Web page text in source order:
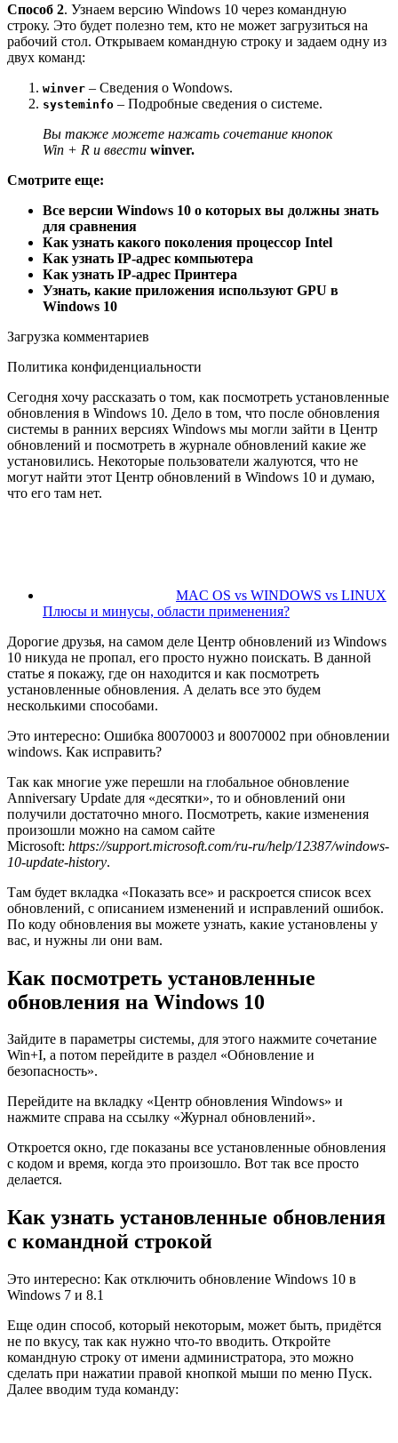
Способ 2. Узнаем версию Windows 10 через командную
строку. Это будет полезно тем, кто не может загрузиться на
рабочий стол. Открываем командную строку и задаем одну из
двух команд:
winver – Сведения о Wondows.
systeminfo – Подробные сведения о системе.
Вы также можете нажать сочетание кнопок
Win + R и ввести winver.
Смотрите еще:
Все версии Windows 10 о которых вы должны знать
для сравнения
Как узнать какого поколения процессор Intel
Как узнать IP-адрес компьютера
Как узнать IP-адрес Принтера
Узнать, какие приложения используют GPU в
Windows 10
Загрузка комментариев
Политика конфиденциальности
Сегодня хочу рассказать о том, как посмотреть установленные
обновления в Windows 10. Дело в том, что после обновления
системы в ранних версиях Windows мы могли зайти в Центр
обновлений и посмотреть в журнале обновлений какие же
установились. Некоторые пользователи жалуются, что не
могут найти этот Центр обновлений в Windows 10 и думаю,
что его там нет.
MAC OS vs WINDOWS vs LINUX
Плюсы и минусы, области применения?
Дорогие друзья, на самом деле Центр обновлений из Windows
10 никуда не пропал, его просто нужно поискать. В данной
статье я покажу, где он находится и как посмотреть
установленные обновления. А делать все это будем
несколькими способами.
Это интересно: Ошибка 80070003 и 80070002 при обновлении
windows. Как исправить?
Так как многие уже перешли на глобальное обновление
Anniversary Update для «десятки», то и обновлений они
получили достаточно много. Посмотреть, какие изменения
произошли можно на самом сайте
Microsoft: https://support.microsoft.com/ru-ru/help/12387/windows-
10-update-history.
Там будет вкладка «Показать все» и раскроется список всех
обновлений, с описанием изменений и исправлений ошибок.
По коду обновления вы можете узнать, какие установлены у
вас, и нужны ли они вам.
Как посмотреть установленные
обновления на Windows 10
Зайдите в параметры системы, для этого нажмите сочетание
Win+I, а потом перейдите в раздел «Обновление и
безопасность».
Перейдите на вкладку «Центр обновления Windows» и
нажмите справа на ссылку «Журнал обновлений».
Откроется окно, где показаны все установленные обновления
с кодом и время, когда это произошло. Вот так все просто
делается.
Как узнать установленные обновления
с командной строкой
Это интересно: Как отключить обновление Windows 10 в
Windows 7 и 8.1
Еще один способ, который некоторым, может быть, придётся
не по вкусу, так как нужно что-то вводить. Откройте
командную строку от имени администратора, это можно
сделать при нажатии правой кнопкой мыши по меню Пуск.
Далее вводим туда команду: